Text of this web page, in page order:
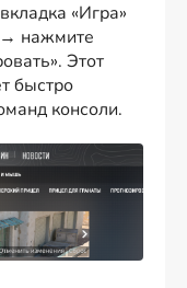
«Игра»
→ нажмите
Этот
быстро
консоли.